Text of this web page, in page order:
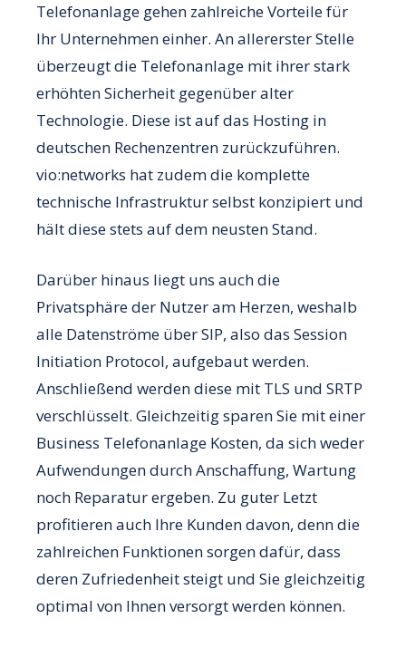
Telefonanlage gehen zahlreiche Vorteile für
Ihr Unternehmen einher. An allererster Stelle
überzeugt die Telefonanlage mit ihrer stark
erhöhten Sicherheit gegenüber alter
Technologie. Diese ist auf das Hosting in
deutschen Rechenzentren zurückzuführen.
vio:networks hat zudem die komplette
technische Infrastruktur selbst konzipiert und
hält diese stets auf dem neusten Stand.
Darüber hinaus liegt uns auch die
Privatsphäre der Nutzer am Herzen, weshalb
alle Datenströme über SIP, also das Session
Initiation Protocol, aufgebaut werden.
Anschließend werden diese mit TLS und SRTP
verschlüsselt. Gleichzeitig sparen Sie mit einer
Business Telefonanlage Kosten, da sich weder
Aufwendungen durch Anschaffung, Wartung
noch Reparatur ergeben. Zu guter Letzt
profitieren auch Ihre Kunden davon, denn die
zahlreichen Funktionen sorgen dafür, dass
deren Zufriedenheit steigt und Sie gleichzeitig
optimal von Ihnen versorgt werden können.